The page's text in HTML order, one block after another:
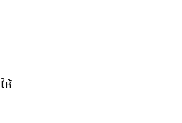
ห้